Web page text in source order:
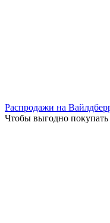
Распродажи на
Чтобы выгодно